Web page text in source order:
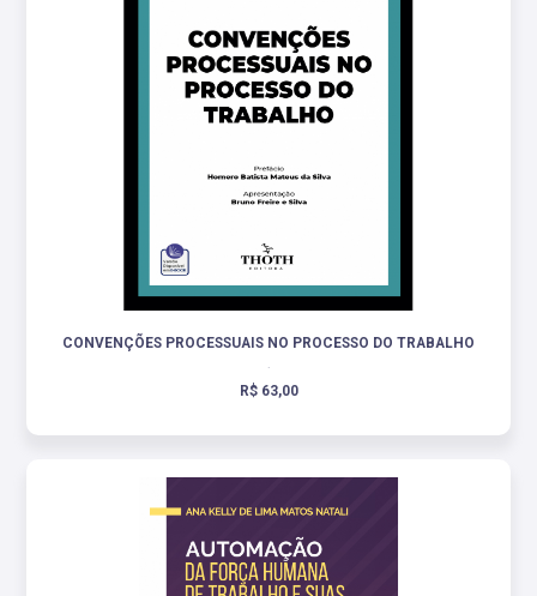
CONVENÇÕES PROCESSUAIS NO PROCESSO DO TRABALHO
R$ 63,00